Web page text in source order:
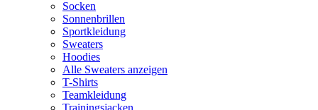
Socken
Sonnenbrillen
Sportkleidung
Sweaters
Hoodies
Alle Sweaters anzeigen
T-Shirts
Teamkleidung
Trainingsjacken